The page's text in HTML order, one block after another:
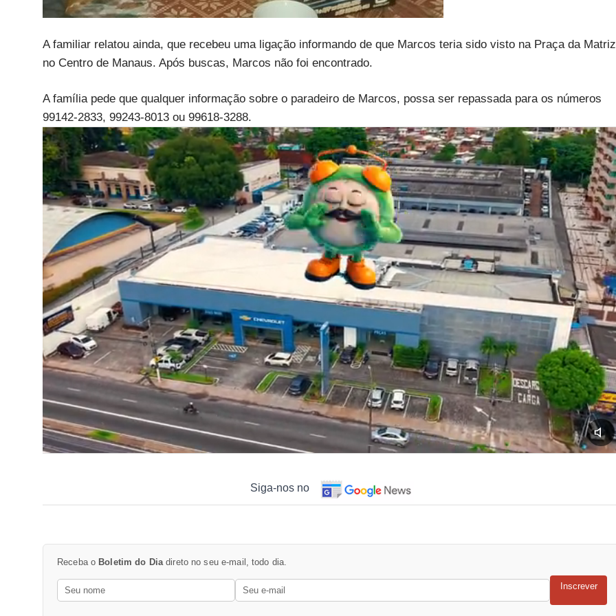
A familiar relatou ainda, que recebeu uma ligação informando de que Marcos teria sido visto na Praça da
no Centro de Manaus. Após buscas, Marcos não foi encontrado.
A família pede que qualquer informação sobre o paradeiro de Marcos, possa ser repassada para os números
99142-2833, 99243-8013 ou 99618-3288.
Siga-nos no
Receba o Boletim do Diadireto no seu e-mail, todo dia.
Inscrever